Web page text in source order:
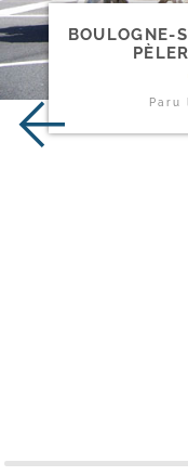
BOULOGNE-​